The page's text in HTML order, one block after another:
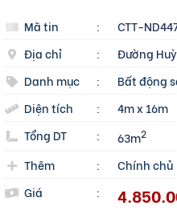
Mã tin :
CTT-
Địa chỉ
:
Đường
Danh mục
: Bất động
Diện tích
:
4m x 16m
Tổng DT
: 63m2
Thêm :
Chính chủ
Giá
: